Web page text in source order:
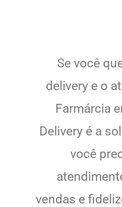
Se você
delivery e o
Farmárcia
Delivery é a
você
vendas e